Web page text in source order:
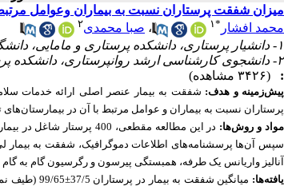
میزان شفقت پرستاران نسبت به بیماران وعوامل
محمد افشار *۱ ، صبا محمدی۲
۱- دانشیار پرستاری، دانشکده پرستاری و مامایی، دانشگاه علوم پزشکی کاشان، کاشان، ایران (نویسنده مسئول) ،
۲- دانشجوی کارشناسی ارشد روانپرستاری، دانشکده پرستاری و مامایی، دانشگاه علوم پزشکی کاشان، کاشان، ایران
:
(۳۴۲۶ مشاهده)
پیش‌زمینه و هدف: شفقت به بیمار عنصر اصلی ارائه خدمات
پرستاران نسبت به بیماران و عوامل مرتبط با آن در بیمارستان‌های
مواد و روش‌ها: در این مطالعه مقطعی،
سپس آن‌ها پرسشنامه‌های اطلاعات دموگرافیک، شفقت به بیمار
آنالیز واریانس یک طرفه، همبستگی پیرسون و رگرسیون گام به گام
یافته‌ها: